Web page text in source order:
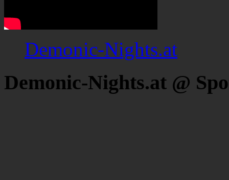
Demonic-Nights.at
Demonic-Nights.at @